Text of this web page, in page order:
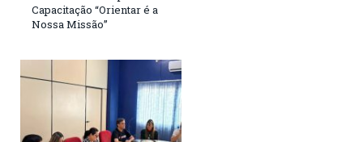
Capacitação “Orientar é a
Nossa Missão”